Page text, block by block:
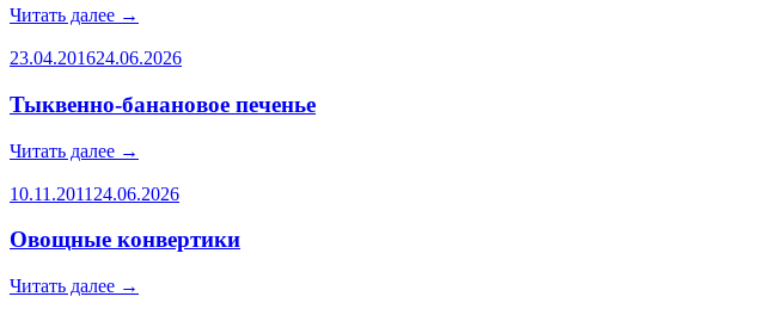
Читать далее →
23.04.201624.06.2026
Тыквенно-банановое печенье
Читать далее →
10.11.2011 24.06.2026
Овощные конвертики
Читать далее →